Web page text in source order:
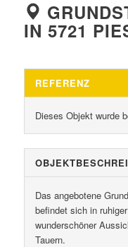
IN 5721
REFERENZ
Dieses Objekt wurde
Das angebotene
befindet sich in
wunderschöner
Tauern.